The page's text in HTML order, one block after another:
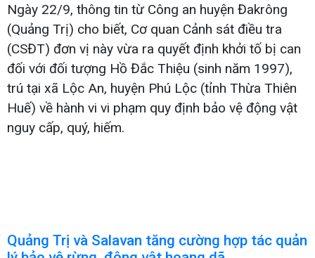
Ngày 22/9, thông tin từ Công an huyện Đakrông
(Quảng Trị) cho biết, Cơ quan Cảnh sát điều tra
(CSĐT) đơn vị này vừa ra quyết định khởi tố bị can
đối với đối tượng Hồ Đắc Thiệu (sinh năm 1997),
trú tại xã Lộc An, huyện Phú Lộc (tỉnh Thừa Thiên
Huế) về hành vi vi phạm quy định bảo vệ động vật
nguy cấp, quý, hiếm.
Quảng Trị và Salavan tăng cường hợp tác quản